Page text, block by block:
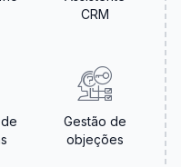
CRM
Gestão de
objeções